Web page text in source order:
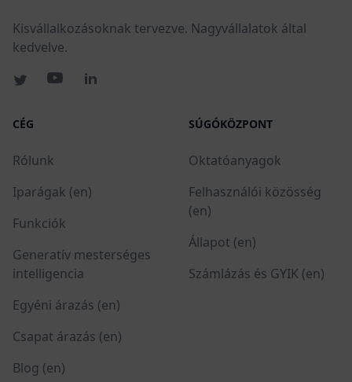
Kisvállalkozásoknak tervezve. Nagyvállalatok által
kedvelve.
CÉG
Rólunk
Iparágak (en)
Funkciók
Generatív mesterséges
intelligencia
Egyéni árazás (en)
Csapat árazás (en)
Blog (en)
SÚGÓKÖZPONT
Oktatóanyagok
Felhasználói közösség
(en)
Állapot (en)
Számlázás és GYIK (en)